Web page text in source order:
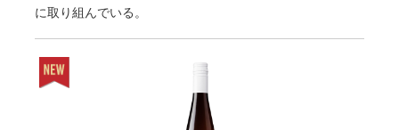
に取り組んでいる。